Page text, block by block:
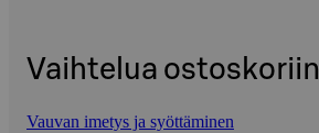
Vaihtelua ostoskoriin
Vauvan imetys ja syöttäminen